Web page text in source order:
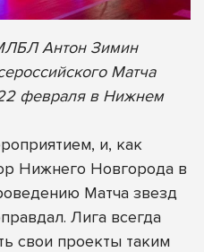
Антон Зимин
Матча
февраля в Нижнем
и, как
Нижнего Новгорода в
Матча звезд
Лига всегда
свои проекты таким